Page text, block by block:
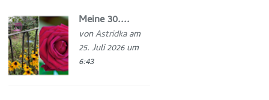
Meine 30....
vonAstridkaam
25. Juli 2026 um
6:43